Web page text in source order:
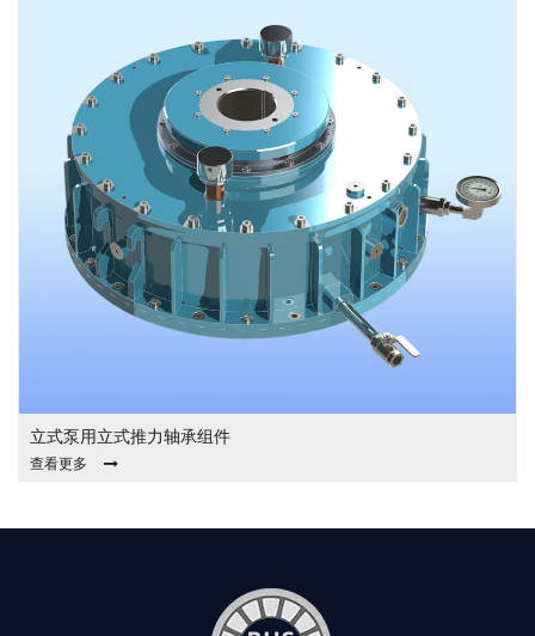
立式泵用立式推力轴承组件
查看更多